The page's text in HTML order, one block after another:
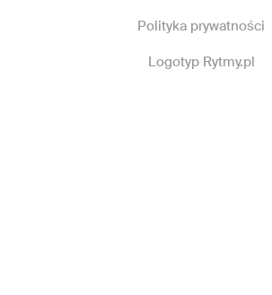
Polityka prywatności
Logotyp Rytmy.pl